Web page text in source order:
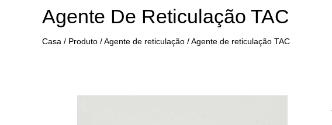
Agente De Reticulação TAC
Casa / Produto /Agente de reticulação /Agente de reticulação TAC